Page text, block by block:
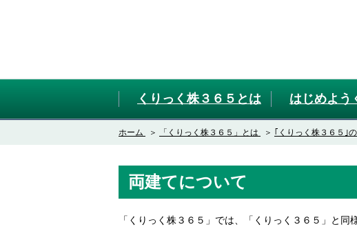
くりっく株３６５とは はじめよう
ホーム 「くりっく株３６５」とは ｢くりっく株３６５｣
両建てについて
「くりっく株３６５」では、「くりっく３６５」と